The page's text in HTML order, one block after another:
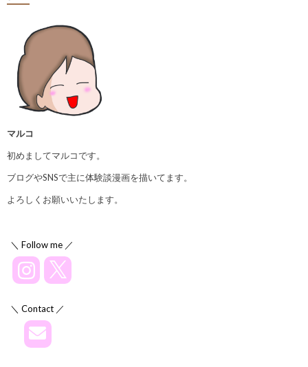
マルコ
初めましてマルコです。
ブログやSNSで主に体験談漫画を描いてます。
よろしくお願いいたします。
＼ Follow me ／
＼ Contact ／